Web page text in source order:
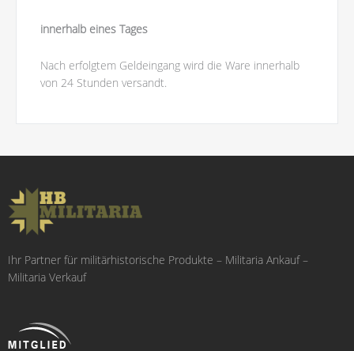
innerhalb eines Tages
Nach erfolgtem Geldeingang wird die Ware innerhalb
von 24 Stunden versandt.
Ihr Partner für militärhistorische Produkte – Militaria Ankauf –
Militaria Verkauf